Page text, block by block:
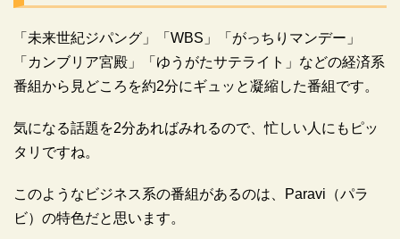
「未来世紀ジパング」「WBS」「がっちりマンデー」
「カンブリア宮殿」「ゆうがたサテライト」などの経済系
番組から見どころを約2分にギュッと凝縮した番組です。
気になる話題を2分あればみれるので、忙しい人にもピッ
タリですね。
このようなビジネス系の番組があるのは、Paravi（パラ
ビ）の特色だと思います。